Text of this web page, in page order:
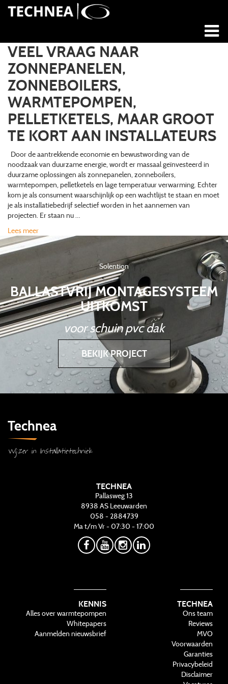
VEEL VRAAG NAAR
ZONNEPANELEN,
ZONNEBOILERS,
WARMTEPOMPEN,
PELLETKETELS, MAAR GROOT
TE KORT AAN INSTALLATEURS
Door de aantrekkende economie en bewustwording van de
noodzaak van duurzame energie, wordt er massaal geïnvesteerd in
duurzame oplossingen als zonnepanelen, zonneboilers,
warmtepompen, pelletketels en lage temperatuur verwarming. Echter
kom je als consument waarschijnlijk op een wachtlijst te staan en moet
je als installatiebedrijf selectief worden in het aannemen van
projecten. Er staan nu …
Lees meer
Solention
BALLASTVRIJ MONTAGESYSTEEM
UITKOMST
voor schuin pvc dak
BEKIJK PROJECT
Technea
Wijzer in Installatietechniek
TECHNEA
Pallasweg 13
8938 AS Leeuwarden
058 - 2884739
Ma t/m Vr - 07:30 - 17:00
KENNIS
Alles over warmtepompen
Whitepapers
Aanmelden nieuwsbrief
TECHNEA
Ons team
Reviews
MVO
Voorwaarden
Garanties
Privacybeleid
Disclaimer